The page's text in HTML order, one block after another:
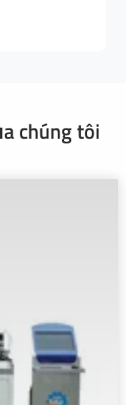
chúng tôi